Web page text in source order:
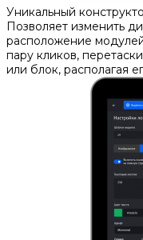
Уникальный
Позволяет изменить
расположение
пару кликов,
или блок, располагая